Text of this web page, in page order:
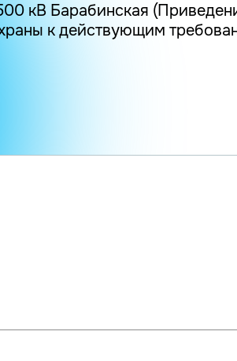
кВ Барабинская
к действующим